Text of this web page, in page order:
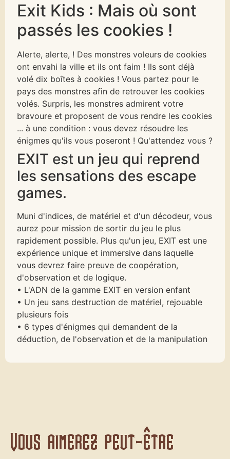
Exit Kids : Mais où sont
passés les cookies !
Alerte, alerte, ! Des monstres voleurs de cookies
ont envahi la ville et ils ont faim ! Ils sont déjà
volé dix boîtes à cookies ! Vous partez pour le
pays des monstres afin de retrouver les cookies
volés. Surpris, les monstres admirent votre
bravoure et proposent de vous rendre les cookies
... à une condition : vous devez résoudre les
énigmes qu'ils vous poseront ! Qu'attendez vous ?
EXIT est un jeu qui reprend
les sensations des escape
games.
Muni d'indices, de matériel et d'un décodeur, vous
aurez pour mission de sortir du jeu le plus
rapidement possible. Plus qu'un jeu, EXIT est une
expérience unique et immersive dans laquelle
vous devrez faire preuve de coopération,
d'observation et de logique.
• L'ADN de la gamme EXIT en version enfant
• Un jeu sans destruction de matériel, rejouable
plusieurs fois
• 6 types d'énigmes qui demandent de la
déduction, de l'observation et de la manipulation
Vous aimerez peut-être